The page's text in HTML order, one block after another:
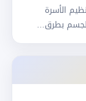
الأسرة
بطرق…